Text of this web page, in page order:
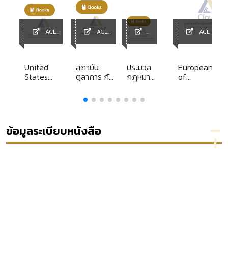
United
States
สถาบัน
ตุลาการ กับ
ประชาธิปไตย
ในเกาหลี
ประมวล
กฎหมาย
พิจารณา
ความ
ACL
of
ข้อมูลระเบียบหนังสือ